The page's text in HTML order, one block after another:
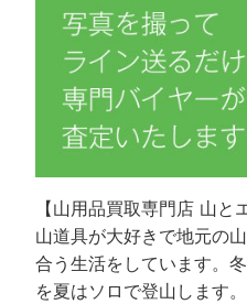
【山用品買取専門店 山と
山道具が大好きで地元の
合う生活をしています。
を夏はソロで登山します。